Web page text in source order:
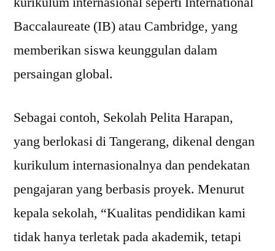
Baccalaureate (IB) atau Cambridge, yang
memberikan siswa keunggulan dalam
persaingan global.
Sebagai contoh, Sekolah Pelita Harapan,
yang berlokasi di Tangerang, dikenal dengan
kurikulum internasionalnya dan pendekatan
pengajaran yang berbasis proyek. Menurut
kepala sekolah, “Kualitas pendidikan kami
tidak hanya terletak pada akademik, tetapi